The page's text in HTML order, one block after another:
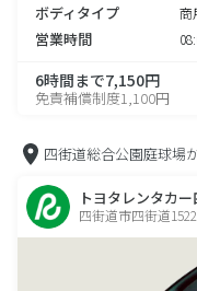
ボディタイプ 商
営業時間
6時間まで7,150円
免責補償制度1,100円
四街道総合公園庭球場
トヨタレンタカ
四街道市四街道